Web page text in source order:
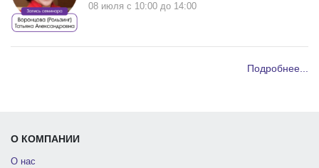
08 июля c 10:00 до 14:00
Подробнее...
О КОМПАНИИ
О нас